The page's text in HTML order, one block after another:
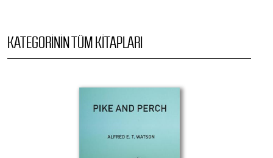
KATEGORININ TÜM KITAPLARI